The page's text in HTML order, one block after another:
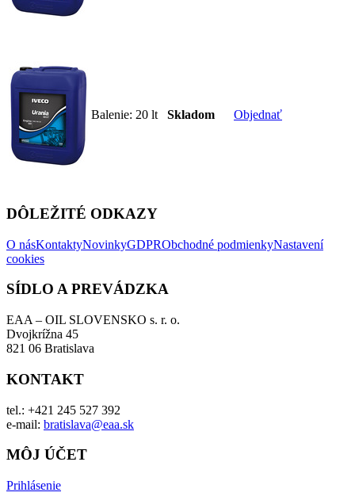
Balenie: 20 lt Skladom Objednať
DÔLEŽITÉ ODKAZY
O násKontaktyNovinkyGDPRObchodné podmienkyNastavení
cookies
SÍDLO A PREVÁDZKA
EAA – OIL SLOVENSKO s. r. o.
Dvojkrížna 45
821 06 Bratislava
KONTAKT
tel.: +421 245 527 392
e-mail: bratislava@eaa.sk
MÔJ ÚČET
Prihlásenie